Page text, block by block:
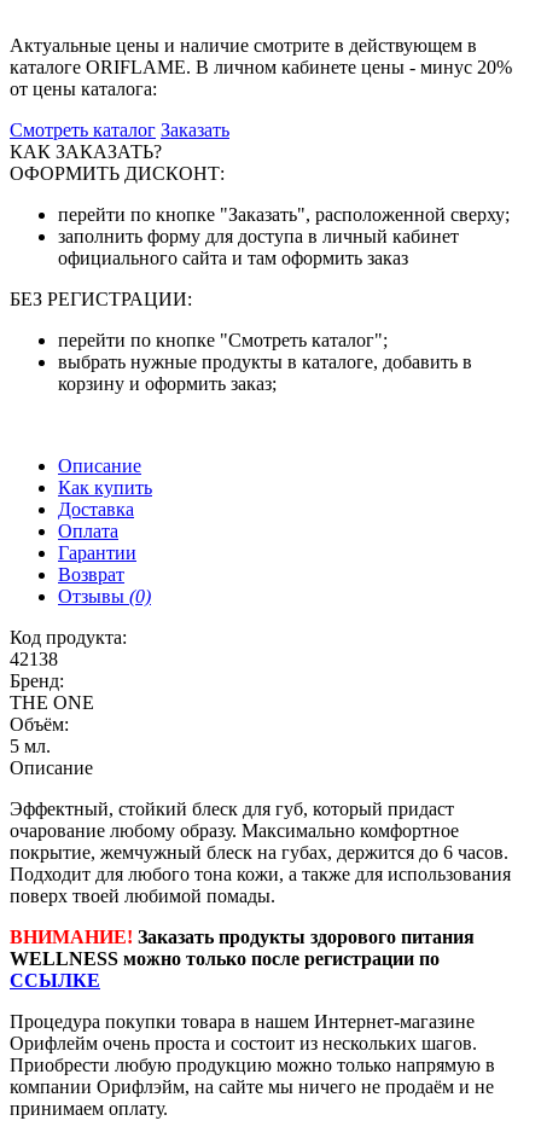
Актуальные цены и наличие смотрите в действующем в
каталоге ORIFLAME. В личном кабинете цены - минус 20%
от цены каталога:
Смотреть каталог Заказать
КАК ЗАКАЗАТЬ?
ОФОРМИТЬ ДИСКОНТ:
перейти по кнопке "Заказать", расположенной сверху;
заполнить форму для доступа в личный кабинет
официального сайта и там оформить заказ
БЕЗ РЕГИСТРАЦИИ:
перейти по кнопке "Смотреть каталог";
выбрать нужные продукты в каталоге, добавить в
корзину и оформить заказ;
Описание
Как купить
Доставка
Оплата
Гарантии
Возврат
Отзывы (0)
Код продукта:
42138
Бренд:
THE ONE
Объём:
5 мл.
Описание
Эффектный, стойкий блеск для губ, который придаст
очарование любому образу. Максимально комфортное
покрытие, жемчужный блеск на губах, держится до 6 часов.
Подходит для любого тона кожи, а также для использования
поверх твоей любимой помады.
ВНИМАНИЕ! Заказать продукты здорового питания
WELLNESS можно только после регистрации по
ССЫЛКЕ
Процедура покупки товара в нашем Интернет-магазине
Орифлейм очень проста и состоит из нескольких шагов.
Приобрести любую продукцию можно только напрямую в
компании Орифлэйм, на сайте мы ничего не продаём и не
принимаем оплату.